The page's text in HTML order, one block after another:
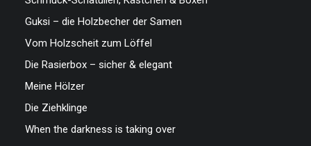
Guksi – die Holzbecher der Samen
Vom Holzscheit zum Löffel
Die Rasierbox – sicher & elegant
Meine Hölzer
Die Ziehklinge
When the darkness is taking over